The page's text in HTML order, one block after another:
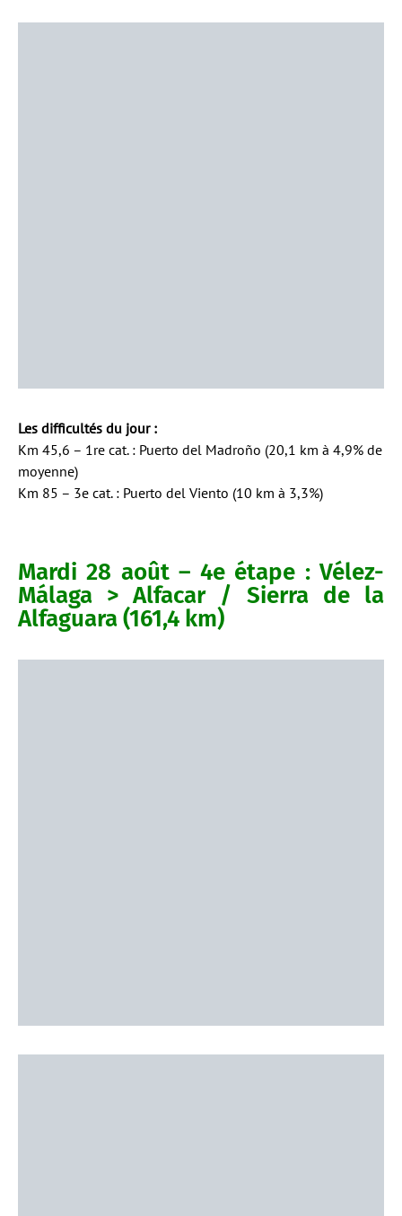
Les difficultés du jour :
Km 45,6 – 1re cat. : Puerto del Madroño (20,1 km à 4,9% de
moyenne)
Km 85 – 3e cat. : Puerto del Viento (10 km à 3,3%)
Mardi 28 août – 4e étape : Vélez-
Málaga > Alfacar / Sierra de la
Alfaguara (161,4 km)